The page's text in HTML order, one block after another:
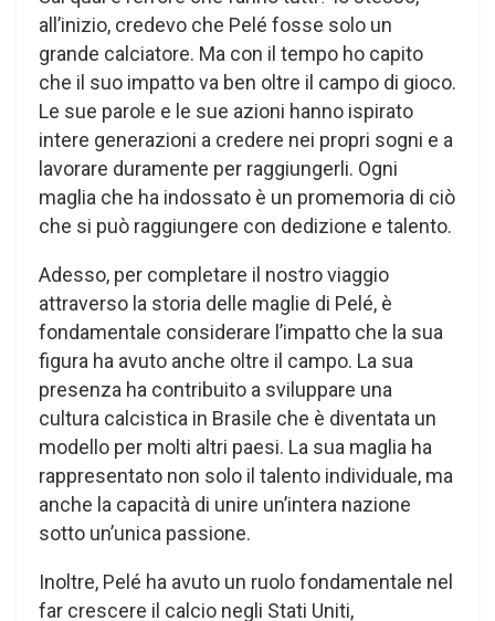
all’inizio, credevo che Pelé fosse solo un
grande calciatore. Ma con il tempo ho capito
che il suo impatto va ben oltre il campo di gioco.
Le sue parole e le sue azioni hanno ispirato
intere generazioni a credere nei propri sogni e a
lavorare duramente per raggiungerli. Ogni
maglia che ha indossato è un promemoria di ciò
che si può raggiungere con dedizione e talento.
Adesso, per completare il nostro viaggio
attraverso la storia delle maglie di Pelé, è
fondamentale considerare l’impatto che la sua
figura ha avuto anche oltre il campo. La sua
presenza ha contribuito a sviluppare una
cultura calcistica in Brasile che è diventata un
modello per molti altri paesi. La sua maglia ha
rappresentato non solo il talento individuale, ma
anche la capacità di unire un’intera nazione
sotto un’unica passione.
Inoltre, Pelé ha avuto un ruolo fondamentale nel
far crescere il calcio negli Stati Uniti,